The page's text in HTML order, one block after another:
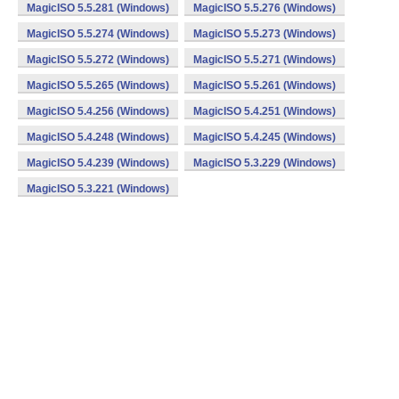
MagicISO 5.5.281 (Windows) MagicISO 5.5.276 (Windows)
MagicISO 5.5.274 (Windows) MagicISO 5.5.273 (Windows)
MagicISO 5.5.272 (Windows) MagicISO 5.5.271 (Windows)
MagicISO 5.5.265 (Windows) MagicISO 5.5.261 (Windows)
MagicISO 5.4.256 (Windows) MagicISO 5.4.251 (Windows)
MagicISO 5.4.248 (Windows) MagicISO 5.4.245 (Windows)
MagicISO 5.4.239 (Windows) MagicISO 5.3.229 (Windows)
MagicISO 5.3.221 (Windows)